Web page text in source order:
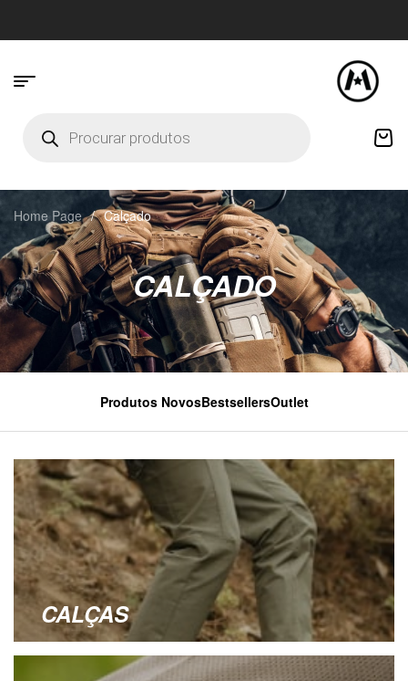
CALÇADO
Home Page / Calçado
Produtos NovosBestsellersOutlet
CALÇAS